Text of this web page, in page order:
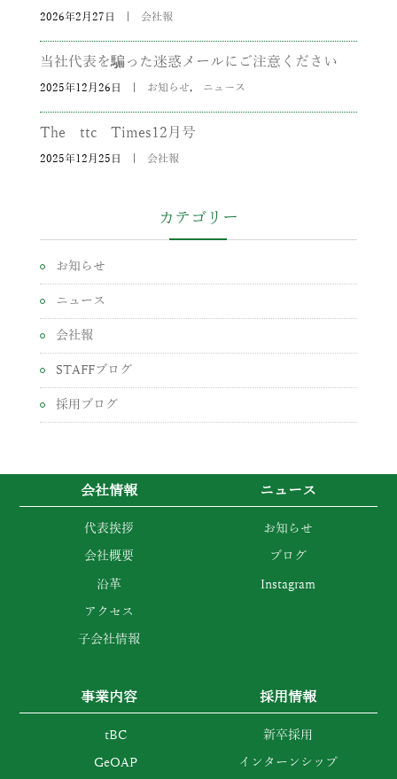
2026年2月27日 会社報
当社代表を騙った迷惑メールにご注意ください
2025年12月26日 お知らせ, ニュース
The ttc Times12月号
2025年12月25日 会社報
カテゴリー
お知らせ
ニュース
会社報
STAFFブログ
採用ブログ
会社情報
代表挨拶
会社概要
沿革
アクセス
子会社情報
ニュース
お知らせ
ブログ
Instagram
事業内容
tBC
GeOAP
採用情報
新卒採用
インターンシップ